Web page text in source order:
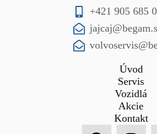
Úvod
Servis
Vozidlá
Akcie
Kontakt
+421 905 685